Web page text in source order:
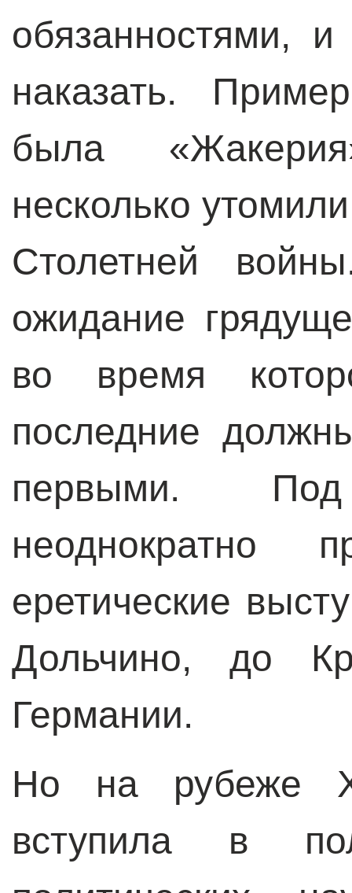
обязанностями,
наказать.
была
несколько
Столетней
ожидание
во время
последние
первыми.
неоднократно
еретические
Дольчино, до
Германии.
Но на рубеже
вступила в